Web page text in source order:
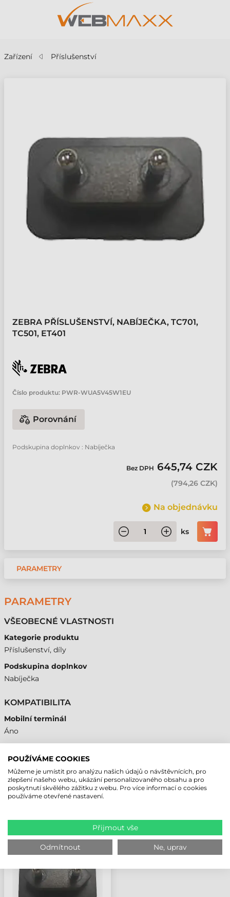
Zařízení Příslušenství
ZEBRA PŘÍSLUŠENSTVÍ, NABÍJEČKA, TC701,
TC501, ET401
Číslo produktu: PWR-WUA5V45W1EU
Porovnání
Podskupina doplnkov : Nabíječka
Bez DPH 645,74 CZK
(794,26 CZK)
Na objednávku
ks
PARAMETRY
PARAMETRY
VŠEOBECNÉ VLASTNOSTI
Kategorie produktu
Příslušenství, díly
Podskupina doplnkov
Nabíječka
KOMPATIBILITA
Mobilní terminál
Áno
NAPOSLEDY PROHLÍŽENÉ PRODUKTY
TC501, ET401
POUŽÍVÁME COOKIES
Můžeme je umístit pro analýzu našich údajů o návštěvnících, pro
zlepšení našeho webu, ukázání personalizovaného obsahu a pro
poskytnutí skvělého zážitku z webu. Pro více informací o cookies
používáme otevřené nastavení.
Přijmout vše
Odmítnout Ne, uprav